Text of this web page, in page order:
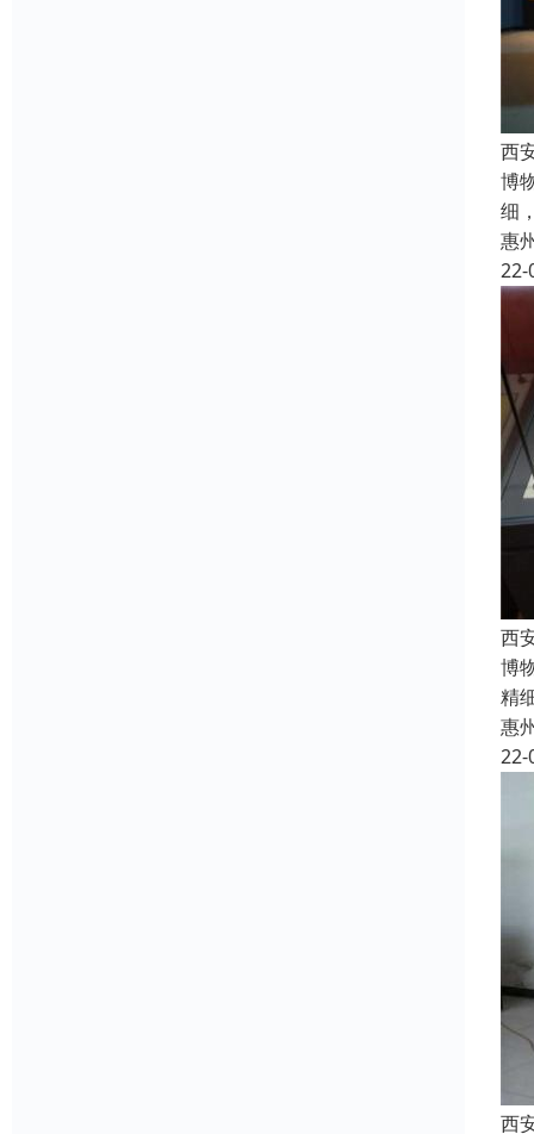
西
博
细
惠
22-
西
博
精
惠
22-
西